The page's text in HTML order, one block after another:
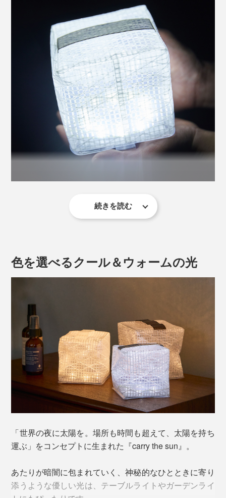
治体・学校・病院・マンションで、「災害用備蓄品」と
して採用済みです。
電気も燃料もいらないから、もちろん電池は不要で、ゴ
ライトです。
「スモールサイズ」の本品は、スイッチ一つで、明るさ
1 弱モード
常夜灯や非常灯に
連続点灯時間：15時間
インテリアライトや読書に
連続点灯時間：10時間
実際に使ってみると、想像よりずっと明るい！ 「強モ
ード」もまぶしすぎず、レースカーテンを1枚挟んだよ
うな、ちょうどよい明るさ。
続きを読む
色を選べるクール＆ウォームの光
「世界の夜に太陽を。場所も時間も超えて、太陽を持ち
運ぶ」をコンセプトに生まれた『carry the sun』。
あたりが暗闇に包まれていく、神秘的なひとときに寄り
添うような優しい光は、テーブルライトやガーデンライ